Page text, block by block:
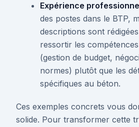
Expérience
des postes dans le BTP,
descriptions sont
ressortir les
(gestion de budget,
normes) plutôt que les
spécifiques au béton.
Ces exemples concrets vous
solide. Pour transformer cette